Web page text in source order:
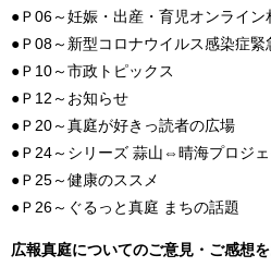
●Ｐ06～妊娠・出産・育児オンライン
●Ｐ08～新型コロナウイルス感染症緊
●Ｐ10～市政トピックス
●Ｐ12～お知らせ
●Ｐ20～真庭が好きっ読者の広場
●Ｐ24～シリーズ 蒜山⇔晴海プロジェ
●Ｐ25～健康のススメ
●Ｐ26～ぐるっと真庭 まちの話題
広報真庭についてのご意見・ご感想